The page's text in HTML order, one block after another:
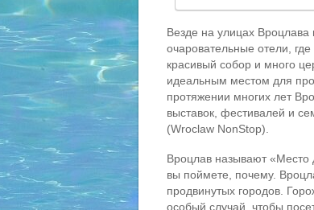
Везде на улицах
очаровательные отели,
красивый собор и много
идеальным местом для
протяжении многих лет
выставок, фестивалей и
(Wroclaw NonStop).
Вроцлав называют «Место
вы поймете, почему.
продвинутых городов.
особый случай, чтобы